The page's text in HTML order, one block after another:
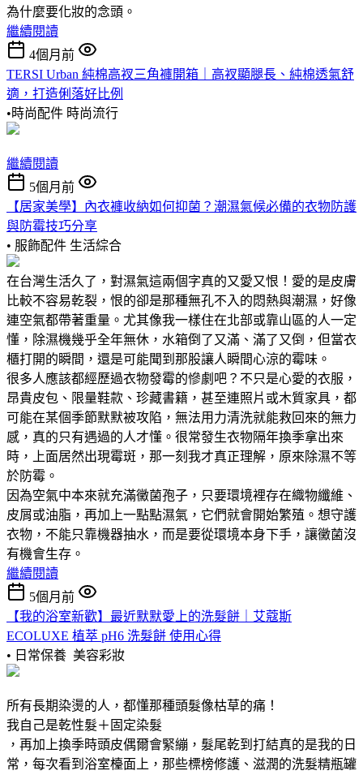
為什麼要化妝的念頭。
繼續閱讀
4個月前
TERSI Urban 純棉高衩三角褲開箱｜高衩顯腿長、純棉透氣舒
適，打造俐落好比例
•時尚配件 時尚流行
繼續閱讀
5個月前
【居家美學】內衣褲收納如何抑菌？潮濕氣候必備的衣物防護
與防霉技巧分享
• 服飾配件 生活綜合
在台灣生活久了，對濕氣這兩個字真的又愛又恨！愛的是皮膚
比較不容易乾裂，恨的卻是那種無孔不入的悶熱與潮濕，好像
連空氣都帶著重量。尤其像我一樣住在北部或靠山區的人一定
懂，除濕機幾乎全年無休，水箱倒了又滿、滿了又倒，但當衣
櫃打開的瞬間，還是可能聞到那股讓人瞬間心涼的霉味。
很多人應該都經歷過衣物發霉的慘劇吧？不只是心愛的衣服，
昂貴皮包、限量鞋款、珍藏書籍，甚至連照片或木質家具，都
可能在某個季節默默被攻陷，無法用力清洗就能救回來的無力
感，真的只有遇過的人才懂。很常發生衣物隔年換季拿出來
時，上面居然出現霉斑，那一刻我才真正理解，原來除濕不等
於防霉。
因為空氣中本來就充滿黴菌孢子，只要環境裡存在織物纖維、
皮屑或油脂，再加上一點點濕氣，它們就會開始繁殖。想守護
衣物，不能只靠機器抽水，而是要從環境本身下手，讓黴菌沒
有機會生存。
繼續閱讀
5個月前
【我的浴室新歡】最近默默愛上的洗髮餅｜艾蔻斯
ECOLUXE 植萃 pH6 洗髮餅 使用心得
• 日常保養 美容彩妝
所有長期染燙的人，都懂那種頭髮像枯草的痛！
我自己是乾性髮＋固定染髮
，再加上換季時頭皮偶爾會緊繃，髮尾乾到打結真的是我的日
常，每次看到浴室檯面上，那些標榜修護、滋潤的洗髮精瓶罐